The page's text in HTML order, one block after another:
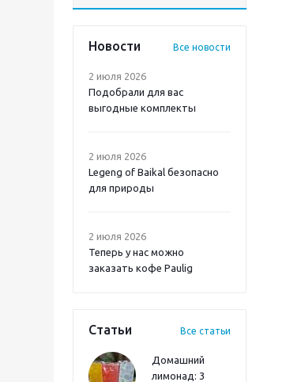
Новости Все новости
2 июля 2026
Подобрали для вас
выгодные комплекты
2 июля 2026
Legeng of Baikal безопасно
для природы
2 июля 2026
Теперь у нас можно
заказать кофе Paulig
Статьи Все статьи
Домашний
лимонад: 3